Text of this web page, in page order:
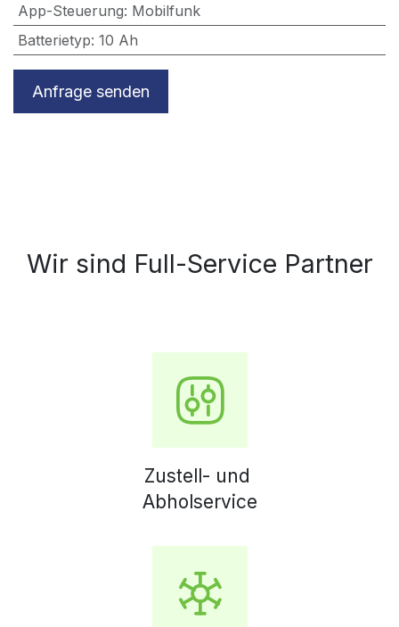
App-Steuerung: Mobilfunk
Batterietyp: 10 Ah
Anfrage senden
Wir sind Full-Service Partner
Zustell- und
Abholservice